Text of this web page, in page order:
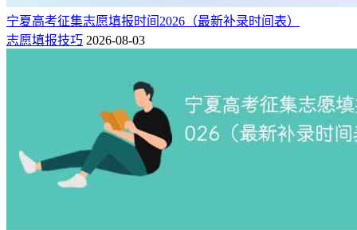
宁夏高考征集志愿填报时间2026（最新补录时间表）
志愿填报技巧 2026-08-03